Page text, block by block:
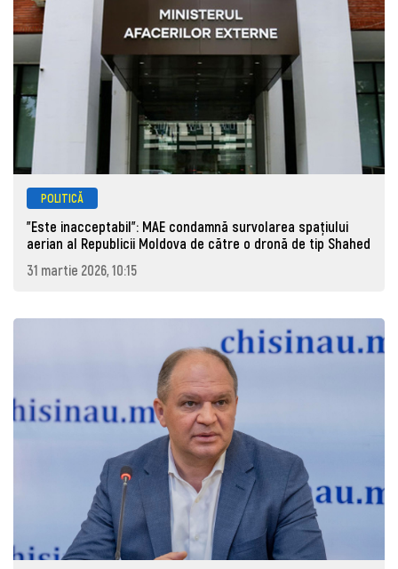
POLITICĂ
"Este inacceptabil": MAE condamnă survolarea spațiului
aerian al Republicii Moldova de către o dronă de tip Shahed
31 martie 2026, 10:15